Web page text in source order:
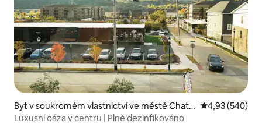
Byt v soukromém vlastnictví ve městě Chatt
anooga
Průměrné
4,93 (540)
Luxusní oáza v centru | Plně dezinfikováno